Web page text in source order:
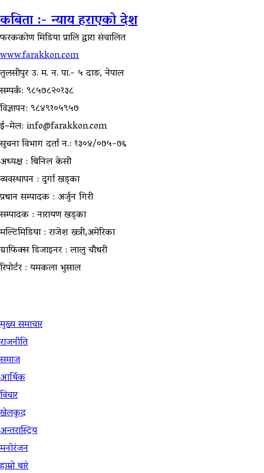
कबिता :- न्याय हराएको देश
फरककोण मिडिया प्रालि द्वारा संचालित
www.farakkon.com
तुलसीपुर उ. म. न. पा.- ५ दाङ, नेपाल
सम्पर्क: ९८५७८२०१३८
विज्ञापन: ९८४९१०५९५७
ई–मेल: info@farakkon.com
सूचना विभाग दर्ता न.: १३०४/०७५-७६
अध्यक्ष : बिनिल केसी
व्यवस्थापन : दुर्गा खड्का
प्रधान सम्पादक : अर्जुन गिरी
सम्पादक : नारायण खड्का
मल्टिमिडिया : राजेश खत्री,अमेरिका
ग्राफिक्स डिजाइनर : लालु चौधरी
रिपोर्टर : यमकला भुसाल
मुख्य समाचार
राजनीति
समाज
आर्थिक
विचार
खेलकुद
अन्तरास्ट्रिय
मनोरंजन
हाम्रो बारे